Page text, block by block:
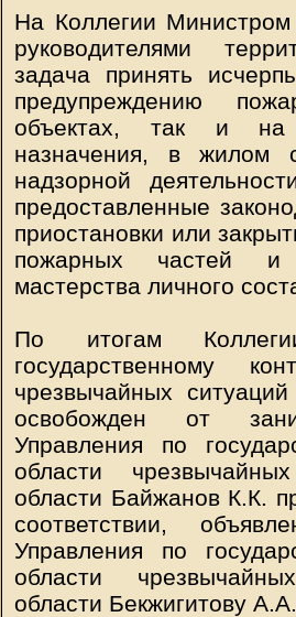
На Коллегии
руководителями
задача принять
предупреждению
объектах, так и на
назначения, в жилом
надзорной
предоставленные
приостановки или
пожарных частей и
мастерства личного
По итогам
государственному
чрезвычайных
освобожден от
Управления по
области
области Байжанов К.К.
соответствии,
Управления по
области
области Бекжигитову А.А.